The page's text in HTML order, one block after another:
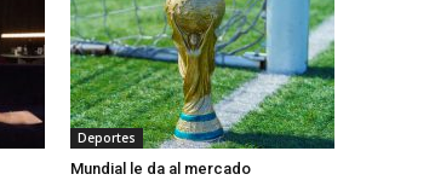
Deportes
Mundial le da al mercado